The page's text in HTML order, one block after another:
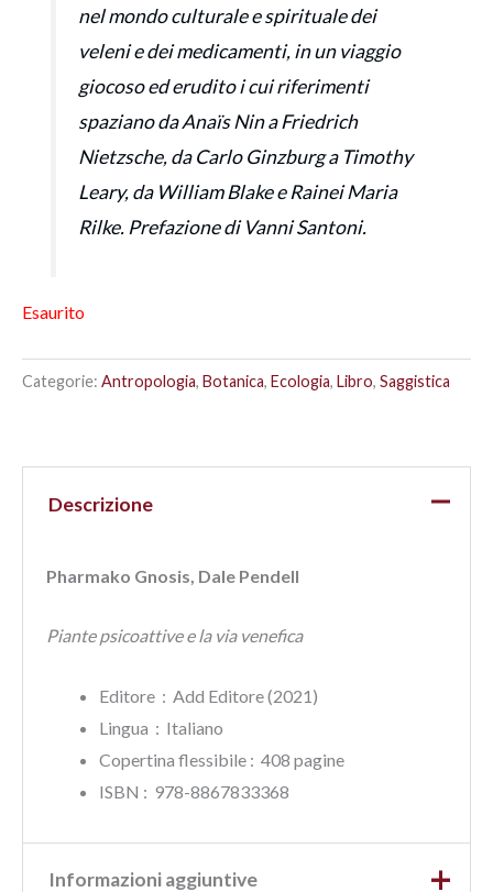
nel mondo culturale e spirituale dei
veleni e dei medicamenti, in un viaggio
giocoso ed erudito i cui riferimenti
spaziano da Anaïs Nin a Friedrich
Nietzsche, da Carlo Ginzburg a Timothy
Leary, da William Blake e Rainei Maria
Rilke. Prefazione di Vanni Santoni.
Esaurito
Categorie: Antropologia, Botanica, Ecologia, Libro, Saggistica
Descrizione
Pharmako Gnosis, Dale Pendell
Piante psicoattive e la via venefica
Editore ‏ : ‎ Add Editore (2021)
Lingua ‏ : ‎ Italiano
Copertina flessibile : ‎ 408 pagine
ISBN‏ : ‎ 978-8867833368
Informazioni aggiuntive